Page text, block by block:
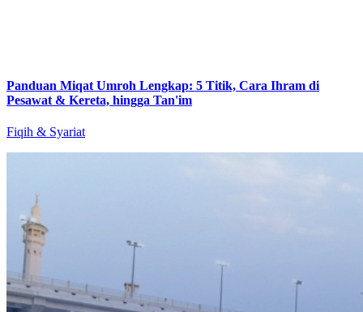
Panduan Miqat Umroh Lengkap: 5 Titik, Cara Ihram di
Pesawat & Kereta, hingga Tan'im
Fiqih & Syariat